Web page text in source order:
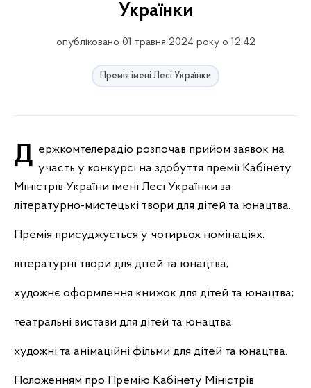
Українки
опубліковано 01 травня 2024 року о 12:42
Премія імені Лесі Українки
Держкомтелерадіо розпочав прийом заявок на участь у конкурсі на здобуття премії Кабінету
Міністрів України імені Лесі Українки за
літературно-мистецькі твори для дітей та юнацтва.
Премія присуджується у чотирьох номінаціях:
літературні твори для дітей та юнацтва;
художнє оформлення книжок для дітей та юнацтва;
театральні вистави для дітей та юнацтва;
художні та анімаційні фільми для дітей та юнацтва.
Положенням про Премію Кабінету Міністрів